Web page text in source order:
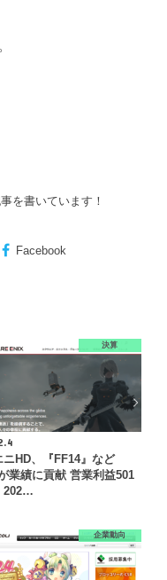
を書いています！
Facebook
決算
ニHD、『FF14』など
業績に貢献 営業利益501
企業動向